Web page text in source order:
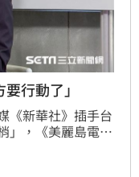
行動了」
《新華社》插手台
」，《美麗島電子
日則自爆，「新